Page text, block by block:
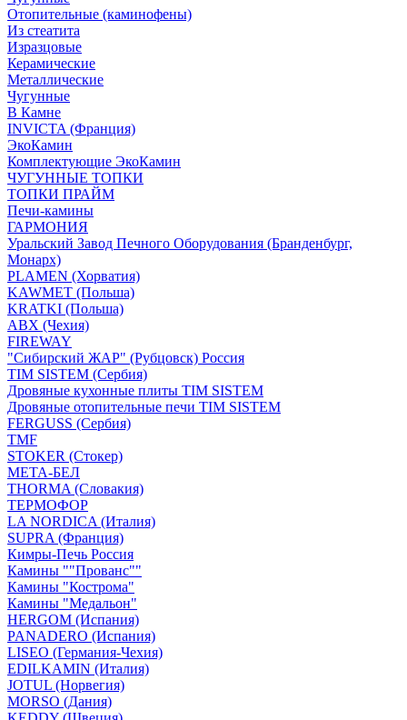
Отопительные (каминофены)
Из стеатита
Изразцовые
Керамические
Металлические
Чугунные
В Камне
INVICTA (Франция)
ЭкоКамин
Комплектующие ЭкоКамин
ЧУГУННЫЕ ТОПКИ
ТОПКИ ПРАЙМ
Печи-камины
ГАРМОНИЯ
Уральский Завод Печного Оборудования (Бранденбург,
Монарх)
PLAMEN (Хорватия)
KAWMET (Польша)
KRATKI (Польша)
ABX (Чехия)
FIREWAY
"Сибирский ЖАР" (Рубцовск) Россия
TIM SISTEM (Сербия)
Дровяные кухонные плиты TIM SISTEM
Дровяные отопительные печи TIM SISTEM
FERGUSS (Сербия)
TMF
STOKER (Стокер)
МЕТА-БЕЛ
THORMA (Словакия)
ТЕРМОФОР
LA NORDICA (Италия)
SUPRA (Франция)
Кимры-Печь Россия
Камины ""Прованс""
Камины "Кострома"
Камины "Медальон"
HERGOM (Испания)
PANADERO (Испания)
LISEO (Германия-Чехия)
EDILKAMIN (Италия)
JOTUL (Норвегия)
MORSO (Дания)